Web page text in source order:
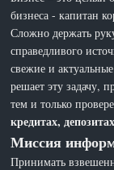
бизнеса - капитан
Сложно держать
справедливого
свежие и
решает эту задачу,
тем и только
кредитах,
Миссия
Принимать